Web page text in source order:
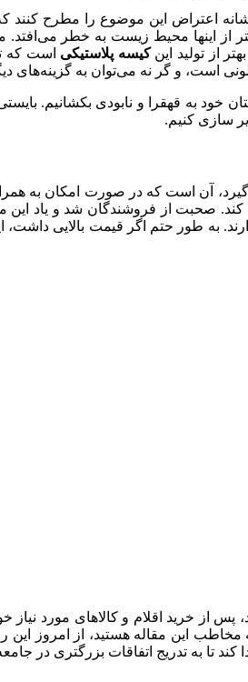
اعتراض این موضوع را مطرح کنند
اینها محیط زیست به خطر می‌افتد.
از تولید اینکیسه پلاستیکی است که
است، و گر نه می‌توان به گزینه‌های
به قهقرا و نابودی بکشانیم. بایستی
سازی کنیم.
آن است که در صورت امکان به
کند. صحبت از فروشندگان شد و یاد این
به طور حتم اگر قیمت بالایی
از خرید اقلام و کالاهای مورد نیاز
این مقاله هستید، از امروز این
تا به تدریج اتفاقات بزرگتری در جامعه